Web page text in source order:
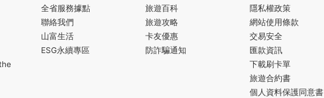
全省服務據點
聯絡我們
山富生活
ESG永續專區
旅遊百科
旅遊攻略
卡友優惠
防詐騙通知
隱私權政策
網站使用條款
交易安全
匯款資訊
下載刷卡單
旅遊合約書
個人資料保護同意書